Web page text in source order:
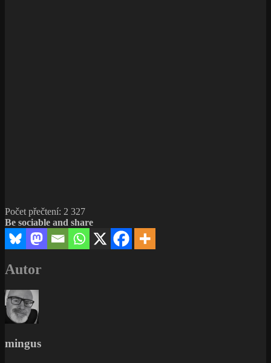
Počet přečtení: 2 327
Be sociable and share
Autor
mingus